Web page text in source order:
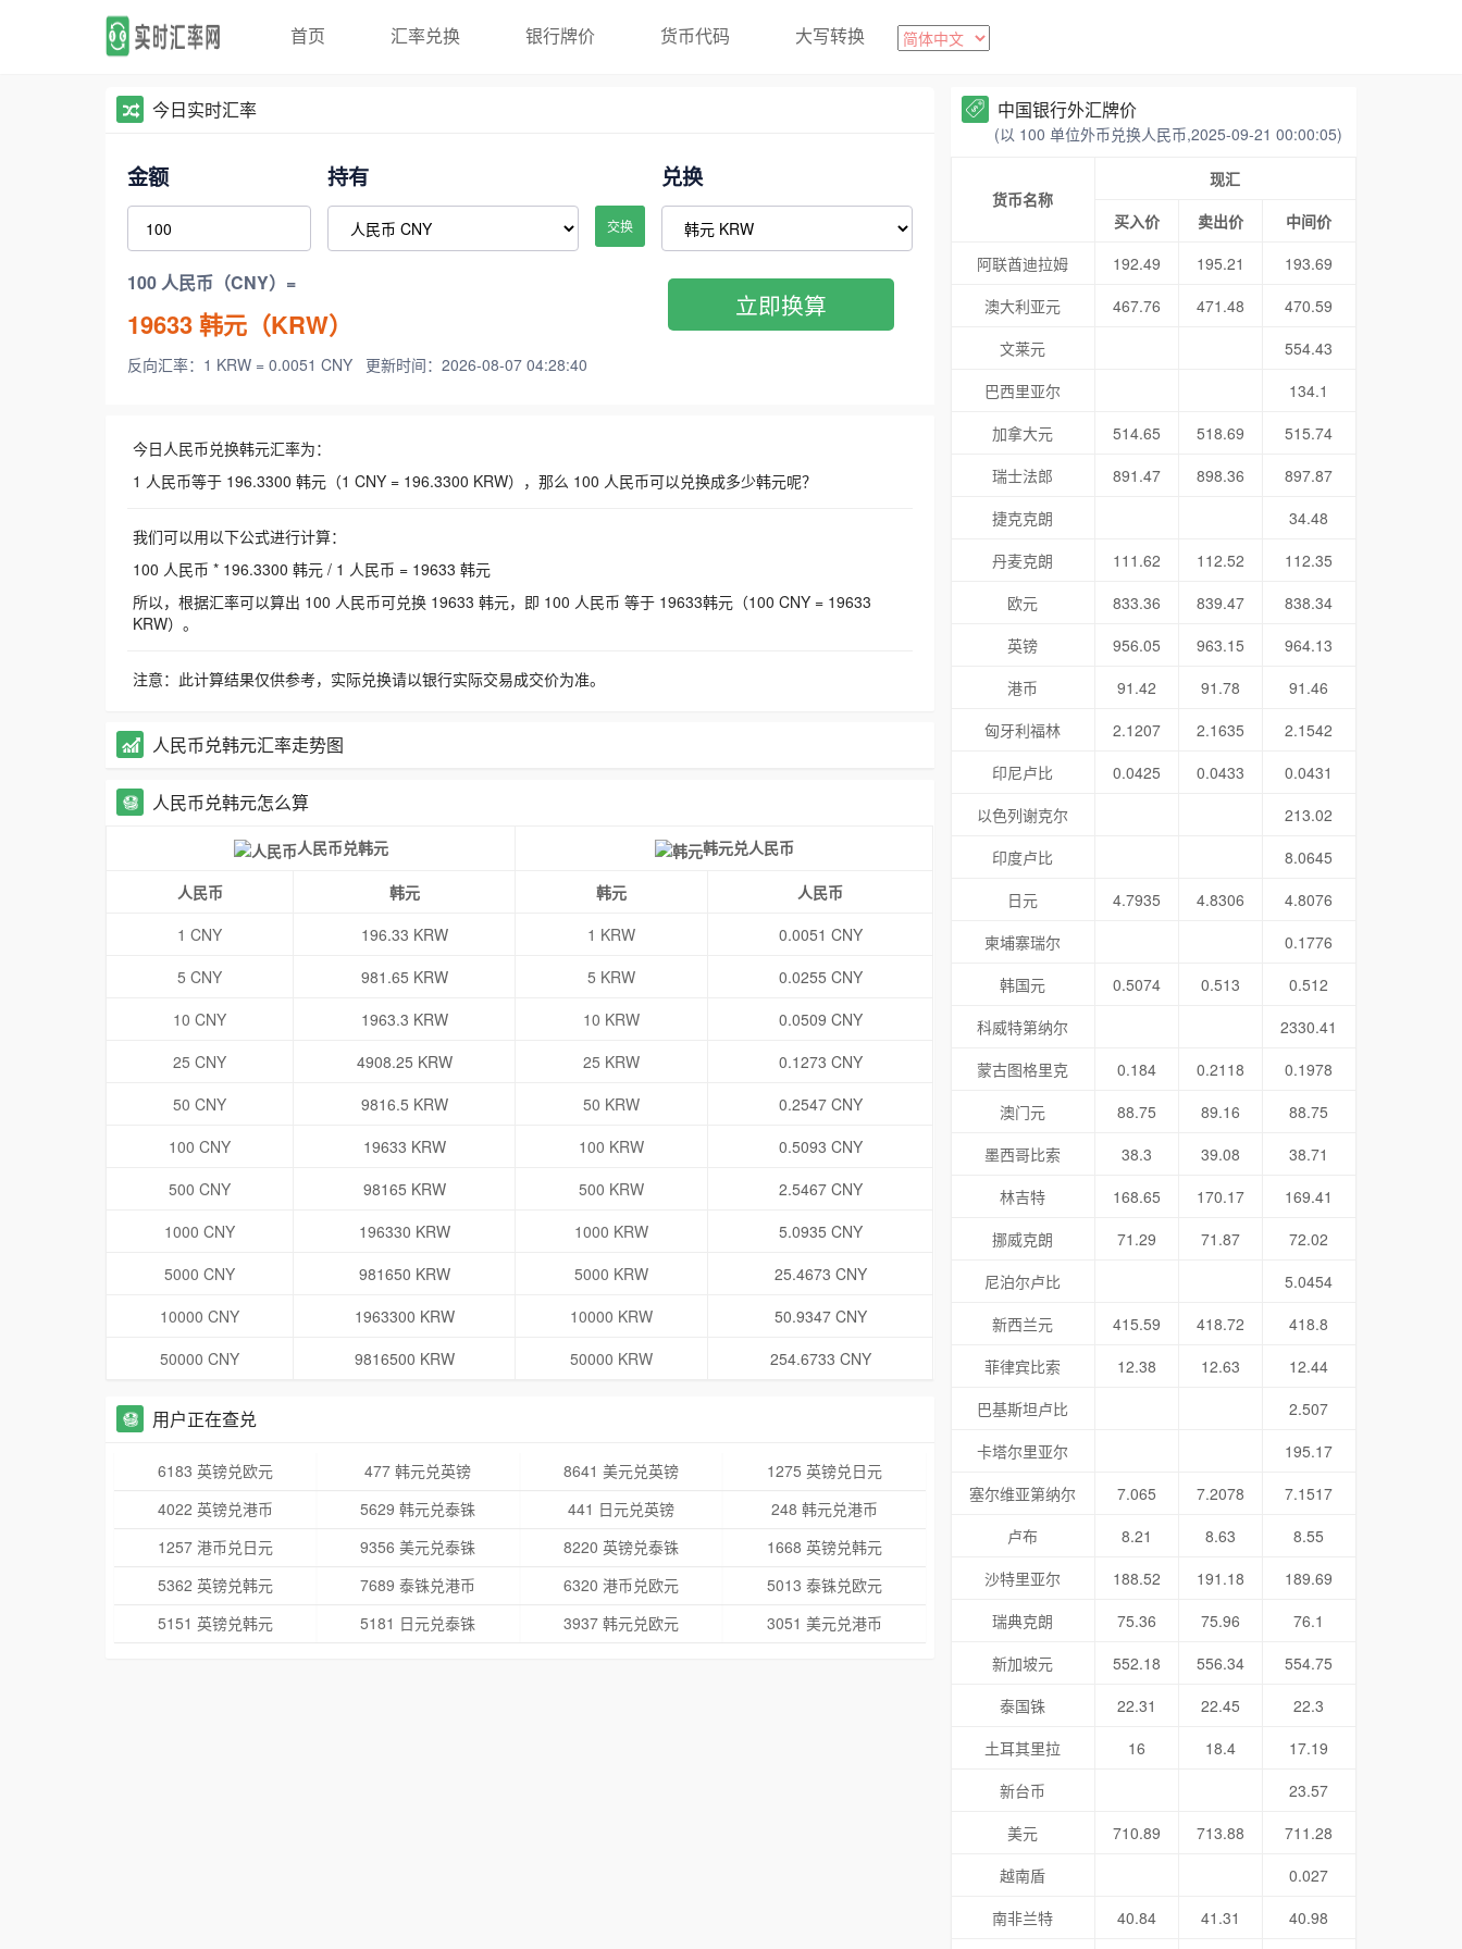
首页 汇率兑换 银行牌价 货币代码 大写转换
今日实时汇率
金额 持有
交换
兑换
100 人民币（CNY）=
19633韩元（KRW）
反向汇率：1 KRW = 0.0051 CNY 更新时间：2026-08-07 04:28:40
立即换算
今日人民币兑换韩元汇率为：
1 人民币等于 196.3300 韩元（1 CNY = 196.3300 KRW），那么 100 人民币可以兑换成多少韩元呢？
我们可以用以下公式进行计算：
100 人民币 * 196.3300 韩元 / 1 人民币 = 19633 韩元
所以，根据汇率可以算出 100 人民币可兑换 19633 韩元，即 100 人民币 等于 19633韩元（100 CNY = 19633
KRW）。
注意：此计算结果仅供参考，实际兑换请以银行实际交易成交价为准。
人民币兑韩元汇率走势图
人民币兑韩元怎么算
人民币兑韩元 韩元兑人民币
人民币 韩元 韩元
人民币
1 CNY
196.33 KRW 1 KRW
0.0051 CNY
5 CNY
981.65 KRW 5 KRW
0.0255 CNY
10 CNY
1963.3 KRW 10 KRW
0.0509 CNY
25 CNY
4908.25 KRW 25 KRW
0.1273 CNY
50 CNY
9816.5 KRW 50 KRW
0.2547 CNY
100 CNY
19633 KRW 100 KRW
0.5093 CNY
500 CNY
98165 KRW 500 KRW
2.5467 CNY
1000 CNY
196330 KRW 1000 KRW
5.0935 CNY
5000 CNY
981650 KRW 5000 KRW
25.4673 CNY
10000 CNY
1963300 KRW 10000 KRW
50.9347 CNY
50000 CNY
9816500 KRW 50000 KRW 254.6733 CNY
用户正在查兑
6183 英镑兑欧元 477 韩元兑英镑 8641 美元兑英镑
1275 英镑兑日元
4022 英镑兑港币
5629 韩元兑泰铢 441 日元兑英镑
248 韩元兑港币
1257 港币兑日元
9356 美元兑泰铢 8220 英镑兑泰铢
1668 英镑兑韩元
5362 英镑兑韩元
7689 泰铢兑港币 6320 港币兑欧元
5013 泰铢兑欧元
5151 英镑兑韩元
5181 日元兑泰铢 3937 韩元兑欧元 3051 美元兑港币
中国银行外汇牌价
(以 100 单位外币兑换人民币,2025-09-21 00:00:05)
货币名称
现汇
买入价
卖出价
中间价
阿联酋迪拉姆
192.49 195.21
193.69
澳大利亚元
467.76 471.48
470.59
文莱元
554.43
巴西里亚尔
134.1
加拿大元
514.65 518.69
515.74
瑞士法郎
891.47 898.36
897.87
捷克克朗
34.48
丹麦克朗
111.62 112.52
112.35
欧元
833.36 839.47
838.34
英镑
956.05 963.15
964.13
港币
91.42 91.78
91.46
匈牙利福林
2.1207 2.1635
2.1542
印尼卢比
0.0425 0.0433
0.0431
以色列谢克尔
213.02
印度卢比
8.0645
日元
4.7935 4.8306
4.8076
柬埔寨瑞尔
0.1776
韩国元
0.5074 0.513
0.512
科威特第纳尔
2330.41
蒙古图格里克
0.184 0.2118
0.1978
澳门元
88.75 89.16
88.75
墨西哥比索
38.3 39.08
38.71
林吉特
168.65 170.17
169.41
挪威克朗
71.29 71.87
72.02
尼泊尔卢比
5.0454
新西兰元
415.59 418.72
418.8
菲律宾比索
12.38 12.63
12.44
巴基斯坦卢比
2.507
卡塔尔里亚尔
195.17
塞尔维亚第纳尔
7.065 7.2078
7.1517
卢布
8.21 8.63
8.55
沙特里亚尔
188.52 191.18
189.69
瑞典克朗
75.36 75.96
76.1
新加坡元
552.18 556.34
554.75
泰国铢
22.31 22.45
22.3
土耳其里拉
16 18.4
17.19
新台币
23.57
美元
710.89 713.88
711.28
越南盾
0.027
南非兰特
40.84 41.31 40.98